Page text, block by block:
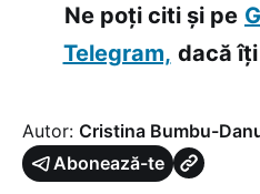
Ne poți citi și pe
Telegram, dacă
Autor: Cristina Bumbu-
Abonează-te